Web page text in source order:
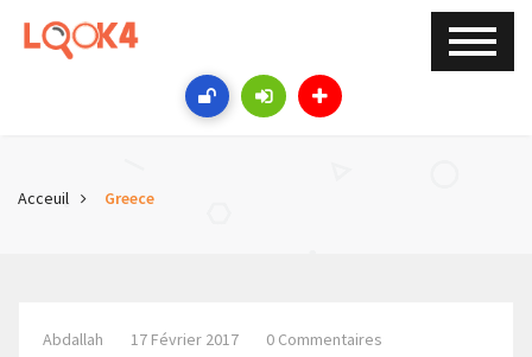
Acceuil Greece
Abdallah 17 Février 2017 0 Commentaires